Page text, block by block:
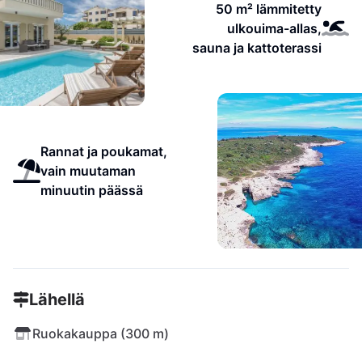
50 m² lämmitetty
ulkouima-allas,
sauna ja kattoterassi
Rannat ja poukamat,
vain muutaman
minuutin päässä
Lähellä
Ruokakauppa (300 m)